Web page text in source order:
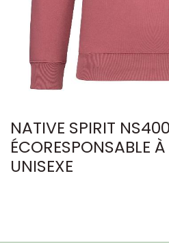
NATIVE SPIRIT
ÉCORESPONSABLE
UNISEXE